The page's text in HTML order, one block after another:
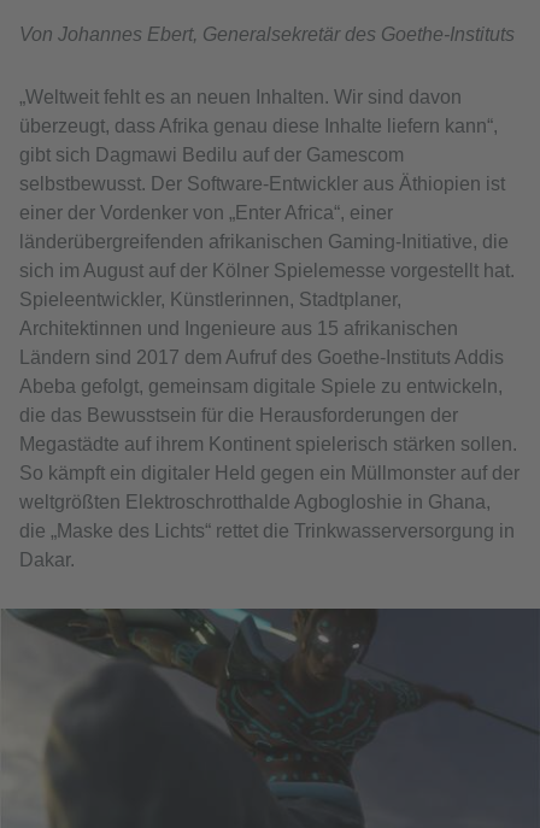
Von Johannes Ebert, Generalsekretär des Goethe-Instituts
„Weltweit fehlt es an neuen Inhalten. Wir sind davon
überzeugt, dass Afrika genau diese Inhalte liefern kann“,
gibt sich Dagmawi Bedilu auf der Gamescom
selbstbewusst. Der Software-Entwickler aus Äthiopien ist
einer der Vordenker von „Enter Africa“, einer
länderübergreifenden afrikanischen Gaming-Initiative, die
sich im August auf der Kölner Spielemesse vorgestellt hat.
Spieleentwickler, Künstlerinnen, Stadtplaner,
Architektinnen und Ingenieure aus 15 afrikanischen
Ländern sind 2017 dem Aufruf des Goethe-Instituts Addis
Abeba gefolgt, gemeinsam digitale Spiele zu entwickeln,
die das Bewusstsein für die Herausforderungen der
Megastädte auf ihrem Kontinent spielerisch stärken sollen.
So kämpft ein digitaler Held gegen ein Müllmonster auf der
weltgrößten Elektroschrotthalde Agbogloshie in Ghana,
die „Maske des Lichts“ rettet die Trinkwasserversorgung in
Dakar.